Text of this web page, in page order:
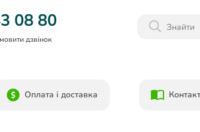
Даруємо 1000гр на бонусний рахунок при
08 80
дзвінок
Оплата і доставка